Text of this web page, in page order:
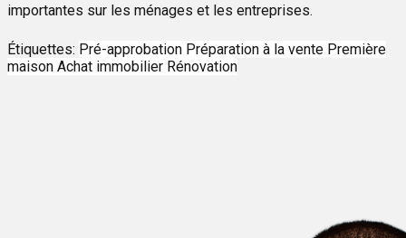
importantes sur les ménages et les entreprises.
Étiquettes: Pré-approbation Préparation à la vente Première
maison Achat immobilier Rénovation